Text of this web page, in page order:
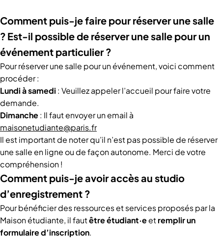
Comment puis-je faire pour réserver une salle
? Est-il possible de réserver une salle pour un
événement particulier ?
Pour réserver une salle pour un événement, voici comment
procéder :
Lundi à samedi : Veuillez appeler l’accueil pour faire votre
demande.
Dimanche: Il faut envoyer un email à
maisonetudiante@paris.fr
Il est important de noter qu’il n’est pas possible de réserver
une salle en ligne ou de façon autonome. Merci de votre
compréhension !
Comment puis-je avoir accès au studio
d’enregistrement ?
Pour bénéficier des ressources et services proposés par la
Maison étudiante, il fautêtre étudiant·eetremplir un
formulaire d’inscription.